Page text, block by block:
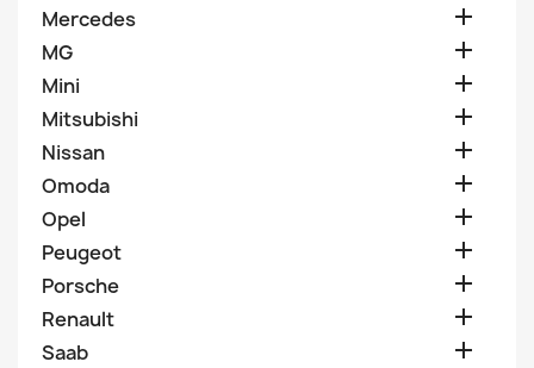
Mercedes 
MG 
Mini 
Mitsubishi 
Nissan 
Omoda 
Opel 
Peugeot 
Porsche 
Renault 
Saab 